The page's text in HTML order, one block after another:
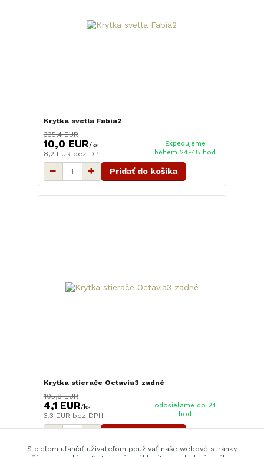
Krytka svetla Fabia2
335,4 EUR
10,0 EUR/ks
8,2 EUR bez DPH
Expedujeme
během 24-48 hod
Pridať do košíka
Krytka stierače Octavia3 zadné
105,8 EUR
4,1 EUR/ks
3,3 EUR bez DPH
odosielame do 24
hod
S cieľom uľahčiť užívateľom používať naše webové stránky